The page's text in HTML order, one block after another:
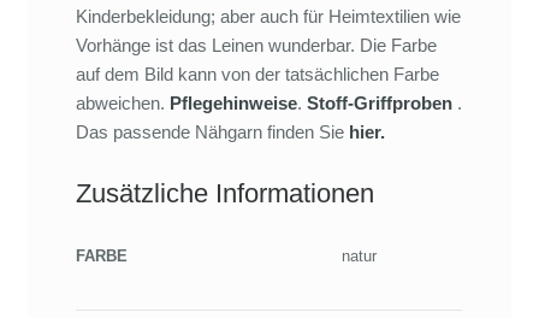
Kinderbekleidung; aber auch für Heimtextilien wie
Vorhänge ist das Leinen wunderbar. Die Farbe
auf dem Bild kann von der tatsächlichen Farbe
abweichen. Pflegehinweise.Stoff-Griffproben .
Das passende Nähgarn finden Sie hier.
Zusätzliche Informationen
FARBE natur